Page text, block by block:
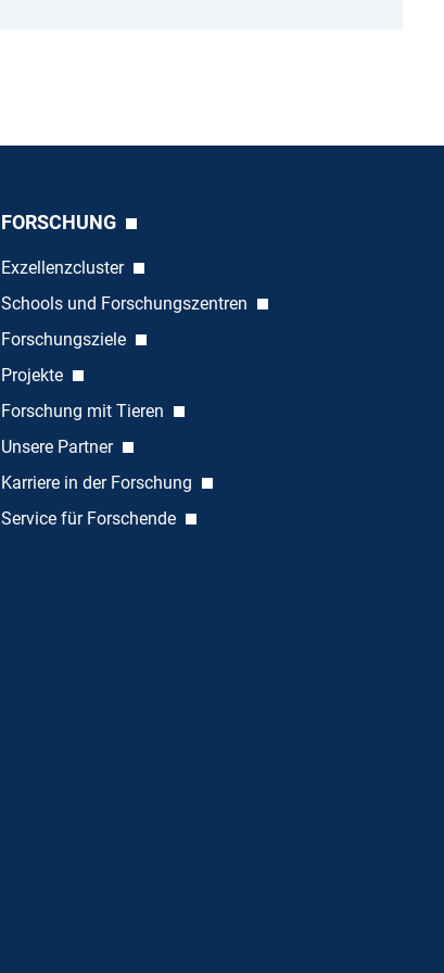
FORSCHUNG
Exzellenzcluster
Schools und Forschungszentren
Forschungsziele
Projekte
Forschung mit Tieren
Unsere Partner
Karriere in der Forschung
Service für Forschende